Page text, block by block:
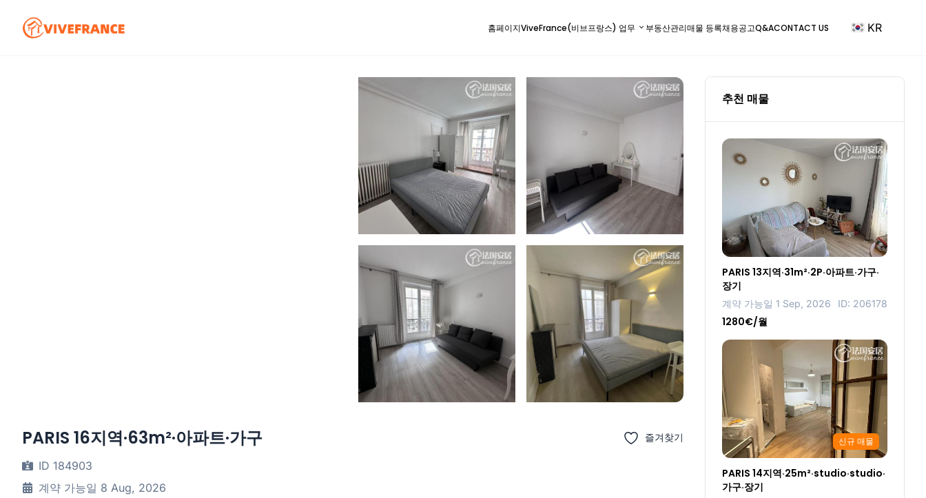
홈페이지ViveFrance(비브프랑스) 업무 부동산관리매물 등록채용공고Q&ACONTACT US KR
PARIS 16지역·63m²·아파트·가구 즐겨찾기
ID 184903
계약 가능일 8 Aug, 2026
추천 매물
PARIS 13지역·31m²·2P·아파트·가구·
장기
계약 가능일 1 Sep, 2026 ID: 206178
1280€/월
신규 매물
PARIS 14지역·25m²·studio·studio·
가구·장기